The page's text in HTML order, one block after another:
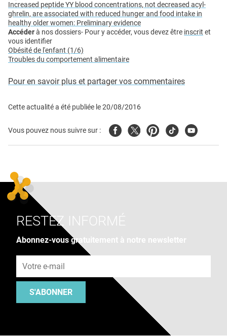
Increased peptide YY blood concentrations, not decreased acyl-
ghrelin, are associated with reduced hunger and food intake in
healthy older women: Preliminary evidence
Accéderà nos dossiers- Pour y accéder, vous devez être inscrit et
vous identifier
Obésité de l'enfant (1/6)
Troubles du comportement alimentaire
Pour en savoir plus et partager vos commentaires
Cette actualité a été publiée le20/08/2016
Vous pouvez nous suivre sur : FacebookTwitterPinterest
TiktokYoutube
RESTEZ INFORMÉ
Abonnez-vous gratuitement à notre newsletter
S'ABONNER